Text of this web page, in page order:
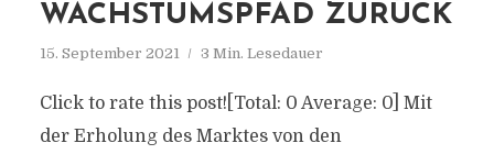
WACHSTUMSPFAD ZURÜCK
15. September 2021 3 Min. Lesedauer
Click to rate this post![Total: 0 Average: 0] Mit
der Erholung des Marktes von den